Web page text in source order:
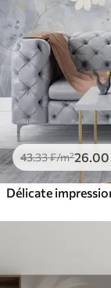
43.33₣/m²26 .00